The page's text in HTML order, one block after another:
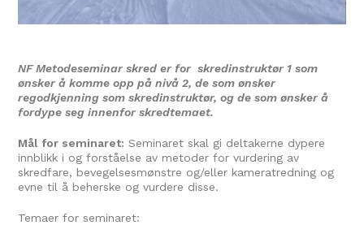
NF Metodeseminar skred er for skredinstruktør 1 som
ønsker å komme opp på nivå 2, de som ønsker
regodkjenning som skredinstruktør, og de som ønsker å
fordype seg innenfor skredtemaet.
Mål for seminaret: Seminaret skal gi deltakerne dypere
innblikk i og forståelse av metoder for vurdering av
skredfare, bevegelsesmønstre og/eller kameratredning og
evne til å beherske og vurdere disse.
Temaer for seminaret: